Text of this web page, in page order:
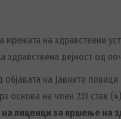
на здравствени
здравствена дејност од
на Јавните
основа на член 231 став
лиценци за вршење на